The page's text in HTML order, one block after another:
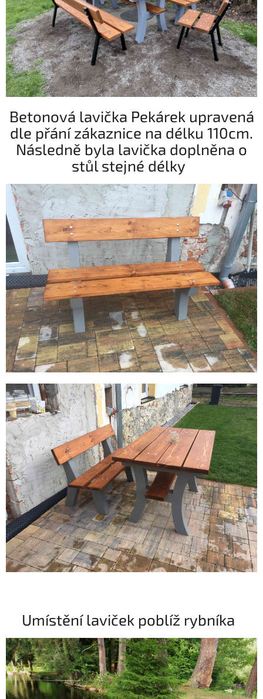
Betonová lavička Pekárek upravená
dle přání zákaznice na délku 110cm.
Následně byla lavička doplněna o
stůl stejné délky
Umístění laviček poblíž rybníka